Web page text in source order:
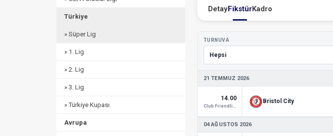
Türkiye
» Süper Lig
» 1. Lig
» 2. Lig
» 3. Lig
» Türkiye Kupası
Avrupa
DetayFikstürKadro
TURNUVA
21 TEMMUZ 2026
14.00 Bristol City
04 AĞUSTOS 2026